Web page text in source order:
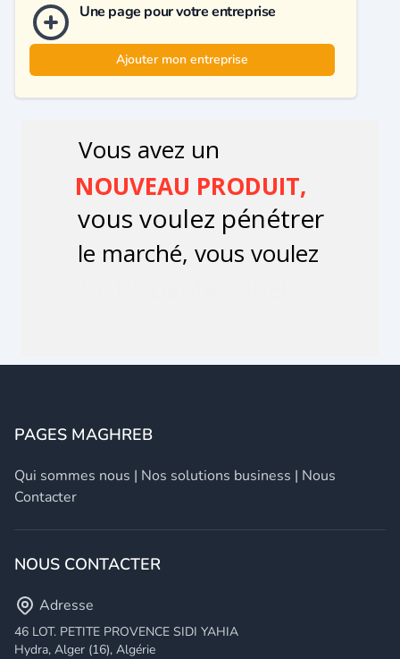
Une page pour votre entreprise
Ajouter mon entreprise
PAGES MAGHREB
Qui sommes nous | Nos solutions business | Nous
Contacter
NOUS CONTACTER
Adresse
46 LOT. PETITE PROVENCE SIDI YAHIA
Hydra, Alger (16), Algérie